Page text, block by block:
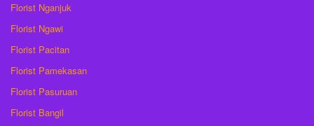
Florist Nganjuk
Florist Ngawi
Florist Pacitan
Florist Pamekasan
Florist Pasuruan
Florist Bangil